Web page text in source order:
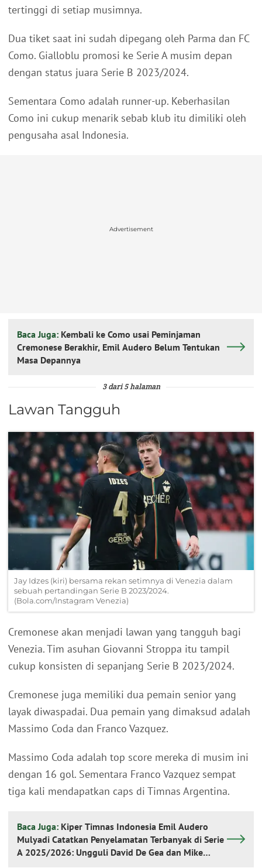
tertinggi di setiap musimnya.
Dua tiket saat ini sudah dipegang oleh Parma dan FC
Como. Gialloblu promosi ke Serie A musim depan
dengan status juara Serie B 2023/2024.
Sementara Como adalah runner-up. Keberhasilan
Como ini cukup menarik sebab klub itu dimiliki oleh
pengusaha asal Indonesia.
Advertisement
Baca Juga: Kembali ke Como usai Peminjaman
Cremonese Berakhir, Emil Audero Belum Tentukan
Masa Depannya
3 dari 5 halaman
Lawan Tangguh
Jay Idzes (kiri) bersama rekan setimnya di Venezia dalam
sebuah pertandingan Serie B 2023/2024.
(Bola.com/Instagram Venezia)
Cremonese akan menjadi lawan yang tangguh bagi
Venezia. Tim asuhan Giovanni Stroppa itu tampil
cukup konsisten di sepanjang Serie B 2023/2024.
Cremonese juga memiliki dua pemain senior yang
layak diwaspadai. Dua pemain yang dimaksud adalah
Massimo Coda dan Franco Vazquez.
Massimo Coda adalah top score mereka di musim ini
dengan 16 gol. Sementara Franco Vazquez sempat
tiga kali mendapatkan caps di Timnas Argentina.
Baca Juga: Kiper Timnas Indonesia Emil Audero
Mulyadi Catatkan Penyelamatan Terbanyak di Serie
A 2025/2026: Ungguli David De Gea dan Mike